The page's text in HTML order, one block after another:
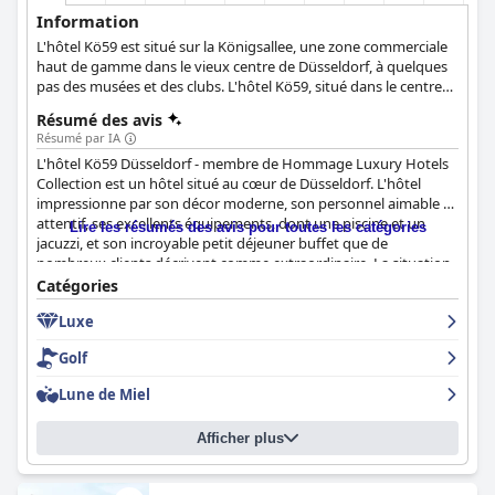
Information
L'hôtel Kö59 est situé sur la Königsallee, une zone commerciale
haut de gamme dans le vieux centre de Düsseldorf, à quelques
pas des musées et des clubs. L'hôtel Kö59, situé dans le centre
s'y côtoient. Que vous soyez en vacances, en week-end
shopping ou en voyage d'affaires, l'hôtel Kö59 a tout ce dont
vous avez besoin.
Résumé des avis
Résumé par IA
L'hôtel Kö59 Düsseldorf - membre de Hommage Luxury Hotels
Collection est un hôtel situé au cœur de Düsseldorf. L'hôtel
impressionne par son décor moderne, son personnel aimable et
attentif, ses excellents équipements, dont une piscine et un
jacuzzi, et son incroyable petit déjeuner buffet que de
nombreux clients décrivent comme extraordinaire. La situation
de l'hôtel est idéale pour découvrir les quartiers chics, les
boutiques et les attractions populaires. Les chambres sont
spacieuses, propres, décorées avec style et dotées de lits
besoin d'être rénovées. La propreté de l'hôtel est largement
appréciée et les clients font souvent l'éloge de l'attention et de la
diligence du personnel de nettoyage. Le personnel est très
apprécié pour son amabilité et sa compétence, bien que
quelques critiques négatives mentionnent un personnel peu
aimable. L'expérience du spa est mitigée, certains clients étant
déçus et d'autres appréciant les installations. Le parking est
Lire les résumés des avis pour toutes les catégories
Catégories
Luxe
Golf
Lune de Miel
Afficher plus